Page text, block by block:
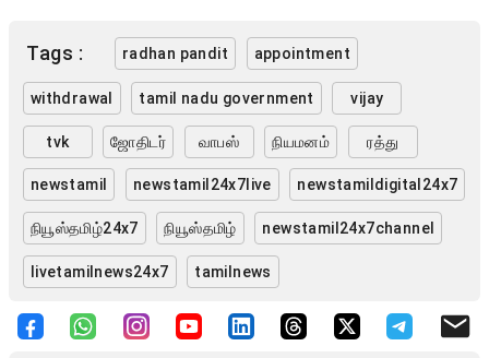
Tags : radhan pandit appointment
withdrawal tamil nadu government vijay
tvk ஜோதிடர் வாபஸ் நியமனம் ரத்து
newstamil newstamil24x7live newstamildigital24x7
நியூஸ்தமிழ்24x7 நியூஸ்தமிழ் newstamil24x7channel
livetamilnews24x7 tamilnews